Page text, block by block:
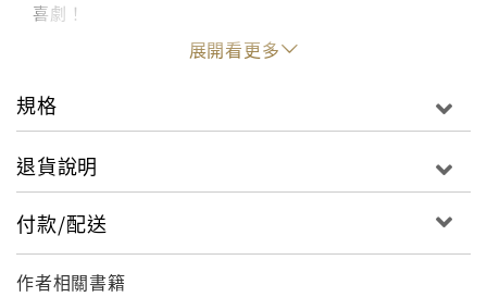
喜劇！
展開看更多
規格
退貨說明
付款/配送
作者相關書籍